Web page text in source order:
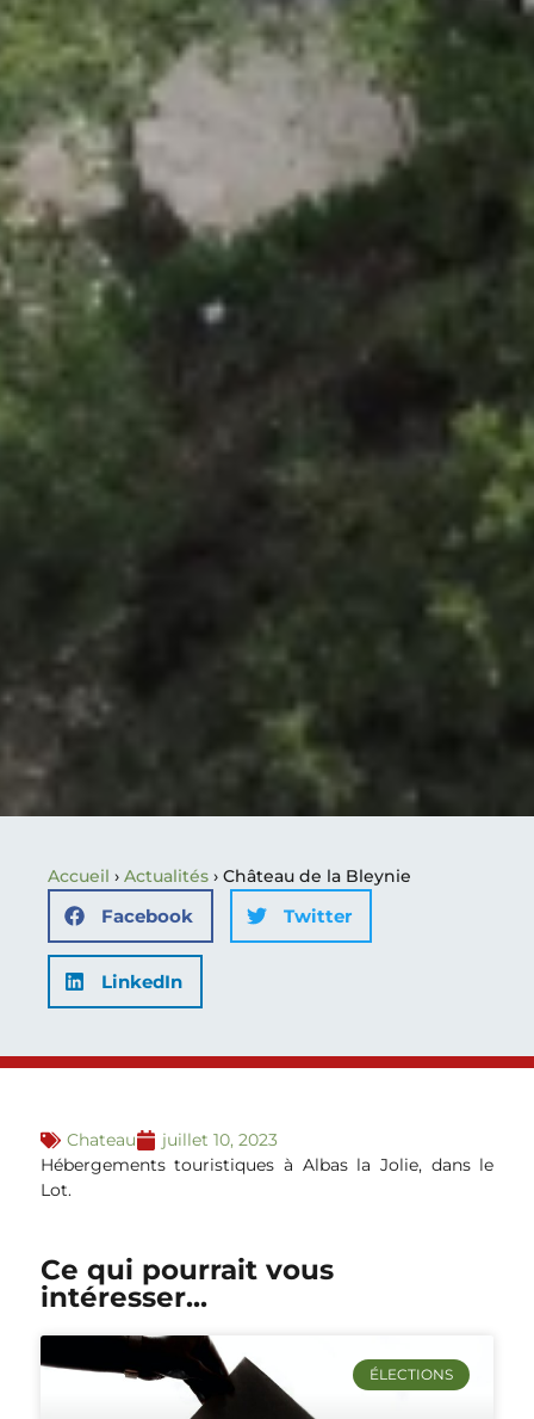
Accueil › Actualités › Château de la Bleynie
Facebook Twitter
LinkedIn
Chateau
juillet 10, 2023
Hébergements touristiques à Albas la Jolie, dans le
Lot.
Ce qui pourrait vous
intéresser...
ÉLECTIONS